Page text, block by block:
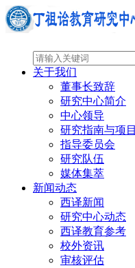
关于我们
董事长致辞
研究中心简介
中心领导
研究指南与项目
指导委员会
研究队伍
媒体集萃
新闻动态
西译新闻
研究中心动态
西译教育参考
校外资讯
审核评估